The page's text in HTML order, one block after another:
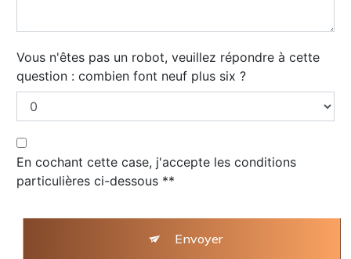
Vous n'êtes pas un robot, veuillez répondre à cette
question : combien font neuf plus six ?
En cochant cette case, j'accepte les conditions
particulières ci-dessous **
Envoyer